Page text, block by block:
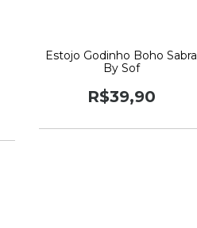
Estojo Godinho Boho Sabra
By Sof
R$39,90